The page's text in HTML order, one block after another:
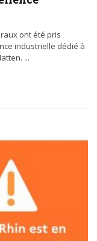
ont été pris
industrielle dédié à
...